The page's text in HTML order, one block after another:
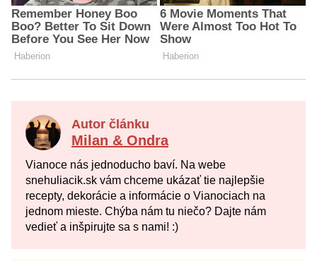
Autor článku
Milan & Ondra
Vianoce nás jednoducho baví. Na webe
snehuliacik.sk vám chceme ukázať tie najlepšie
recepty, dekorácie a informácie o Vianociach na
jednom mieste. Chýba nám tu niečo? Dajte nám
vedieť a inšpirujte sa s nami! :)